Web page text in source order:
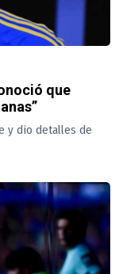
que
y dio detalles de